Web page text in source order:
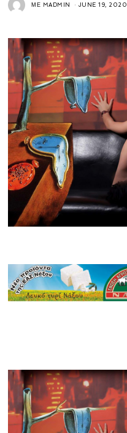
ΜΕ MADMIN JUNE 19, 2020